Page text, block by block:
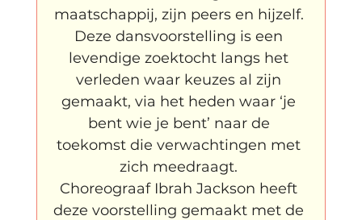
maatschappij, zijn peers en hijzelf.
Deze dansvoorstelling is een
levendige zoektocht langs het
verleden waar keuzes al zijn
gemaakt, via het heden waar ‘je
bent wie je bent’ naar de
toekomst die verwachtingen met
zich meedraagt.
Choreograaf Ibrah Jackson heeft
deze voorstelling gemaakt met de